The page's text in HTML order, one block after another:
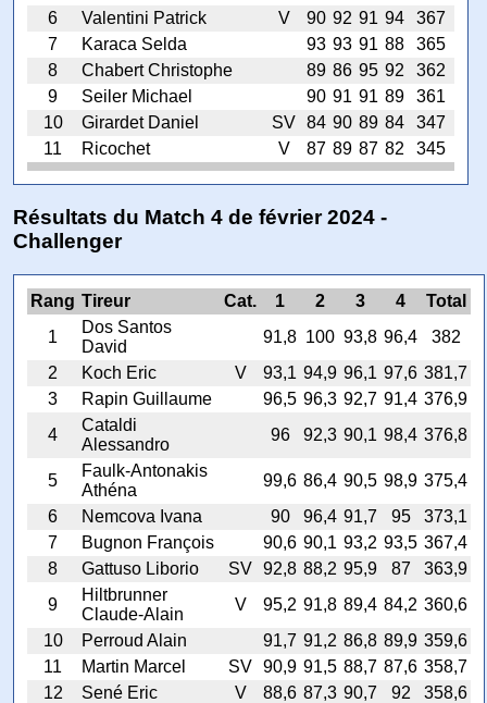
6
Valentini Patrick V 90 92 91 94
367
7
Karaca Selda 93 93 91 88
365
8
Chabert Christophe 89 86 95 92
362
9
Seiler Michael 90 91 91 89
361
10
Girardet Daniel SV 84 90 89 84
347
11
Ricochet V 87 89 87 82 345
Résultats du Match 4 de février 2024 -
Challenger
Rang Tireur Cat. 1 2 3 4
Total
1
Dos Santos
David
91,8 100 93,8 96,4
382
2
Koch Eric V 93,1 94,9 96,1 97,6 381,7
3
Rapin Guillaume 96,5 96,3 92,7 91,4 376,9
4
Cataldi
Alessandro
96 92,3 90,1 98,4 376,8
5
Faulk-Antonakis
Athéna
99,6 86,4 90,5 98,9 375,4
6
Nemcova Ivana 90 96,4 91,7 95
373,1
7
Bugnon François 90,6 90,1 93,2 93,5 367,4
8
Gattuso Liborio SV 92,8 88,2 95,9 87
363,9
9
Hiltbrunner
Claude-Alain
V 95,2 91,8 89,4 84,2 360,6
10
Perroud Alain 91,7 91,2 86,8 89,9 359,6
11
Martin Marcel SV 90,9 91,5 88,7 87,6 358,7
12
Sené Eric V 88,6 87,3 90,7 92
358,6